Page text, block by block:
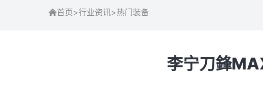
首页>行业资讯>热门装备
李宁刀鋒